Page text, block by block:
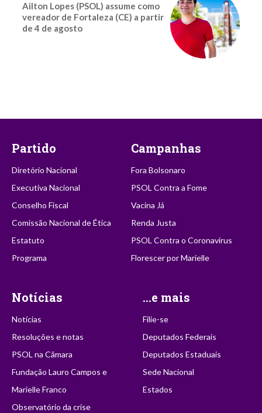
Ailton Lopes (PSOL) assume como
vereador de Fortaleza (CE) a partir
de 4 de agosto
Partido
Diretório Nacional
Executiva Nacional
Conselho Fiscal
Comissão Nacional de Ética
Estatuto
Programa
Campanhas
Fora Bolsonaro
PSOL Contra a Fome
Vacina Já
Renda Justa
PSOL Contra o Coronavírus
Florescer por Marielle
Notícias
Notícias
Resoluções e notas
PSOL na Câmara
Fundação Lauro Campos e
Marielle Franco
Observatório da crise
...e mais
Filie-se
Deputados Federais
Deputados Estaduais
Sede Nacional
Estados